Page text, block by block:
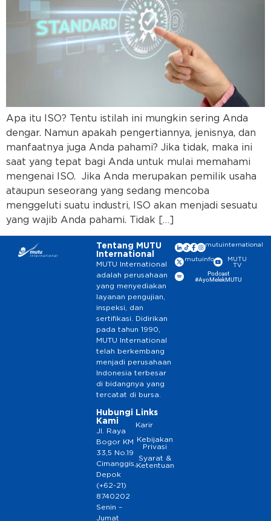
Apa itu ISO? Tentu istilah ini mungkin sering Anda
dengar. Namun apakah pengertiannya, jenisnya, dan
manfaatnya juga Anda pahami? Jika tidak, maka ini
saat yang tepat bagi Anda untuk mulai memahami
mengenai ISO. Jika Anda merupakan pemilik usaha
ataupun seseorang yang sedang mencoba
menggeluti suatu industri, ISO akan menjadi sesuatu
yang wajib Anda pahami. Tidak […]
Tentang MUTU
International
MUTU International
adalah perusahaan
yang menyediakan
layanan pengujian,
inspeksi, dan
sertifikasi. Didirikan
pada tahun 1990,
MUTU International
telah berkembang
menjadi perusahaan
Indonesia terbesar
di bidangnya yang
tercatat di bursa.
Hubungi
Kami
Jl. Raya
Bogor KM
33,5 No.19
Cimanggis,
Depok
(+62-21)
8740202
Senin –
Jumat
Links
Karir
Kebijakan
Privasi
Syarat &
Ketentuan
mutuinternational
mutuinfo
MUTU
TV
Podcast
#AyoMelekMUTU